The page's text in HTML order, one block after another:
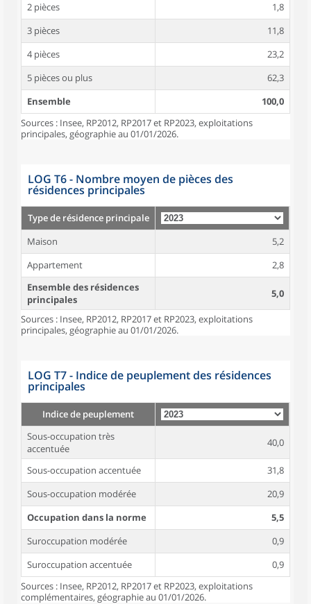
2 pièces
1,8
3 pièces
11,8
4 pièces
23,2
5 pièces ou plus
62,3
Ensemble
100,0
Sources : Insee, RP2012, RP2017 et RP2023, exploitations
principales, géographie au 01/01/2026.
LOG T6 - Nombre moyen de pièces des
résidences principales
Type de résidence principale
Maison
5,2
Appartement
2,8
Ensemble des résidences
principales
5,0
Sources : Insee, RP2012, RP2017 et RP2023, exploitations
principales, géographie au 01/01/2026.
LOG T7 - Indice de peuplement des résidences
principales
Indice de peuplement
Sous-occupation très
accentuée
40,0
Sous-occupation accentuée
31,8
Sous-occupation modérée
20,9
Occupation dans la norme
5,5
Suroccupation modérée
0,9
Suroccupation accentuée
0,9
Sources : Insee, RP2012, RP2017 et RP2023, exploitations
complémentaires, géographie au 01/01/2026.